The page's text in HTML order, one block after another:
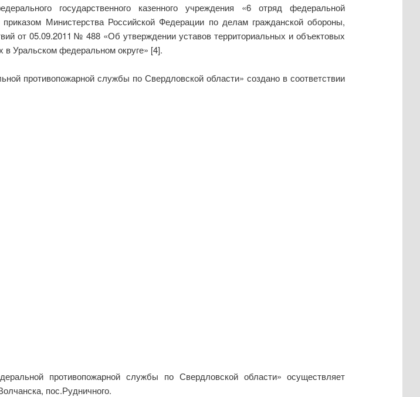
государственного казенного учреждения «6 отряд федеральной
Министерства Российской Федерации по делам гражданской обороны,
от 05.09.2011 № 488 «Об утверждении уставов территориальных и объектовых
Уральском федеральном округе» [4].
противопожарной службы по Свердловской области» создано в соответствии
противопожарной службы по Свердловской области» осуществляет
пос.Рудничного.